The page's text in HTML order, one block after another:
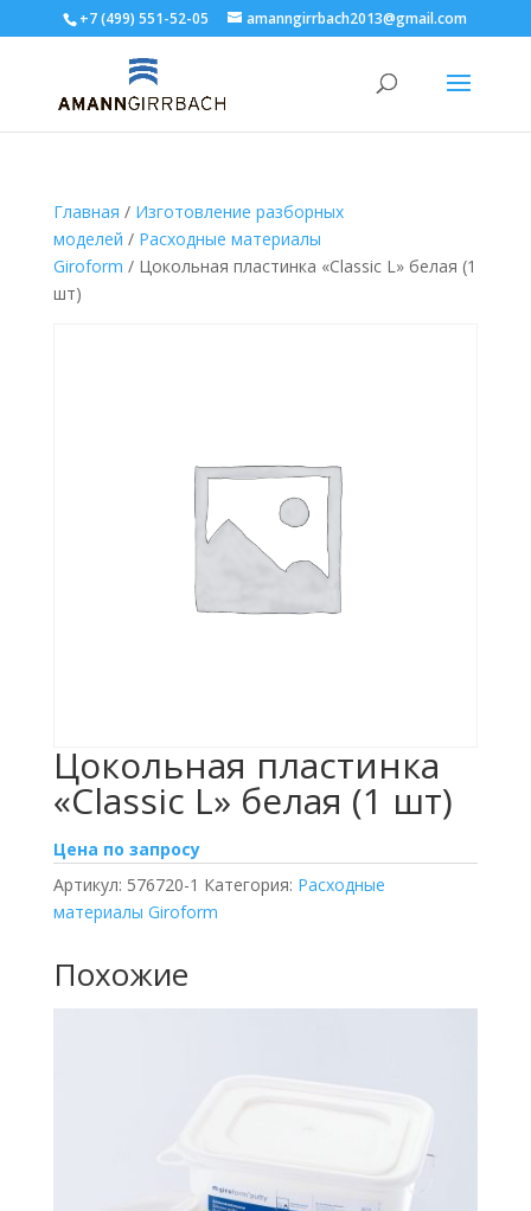
+7 (499) 551-52-05 amanngirrbach2013@gmail.com
Главная / Изготовление разборных
моделей / Расходные материалы
Giroform / Цокольная пластинка «Classic L» белая (1
шт)
Цокольная пластинка
«Classic L» белая (1 шт)
Цена по запросу
Артикул: 576720-1 Категория: Расходные
материалы Giroform
Похожие